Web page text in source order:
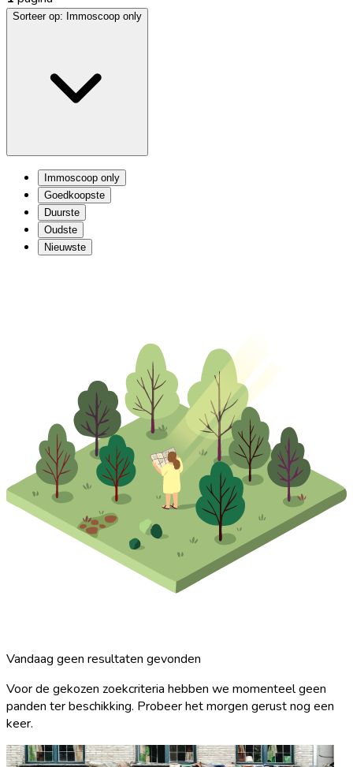
Sorteer op: Immoscoop only
Immoscoop only
Goedkoopste
Duurste
Oudste
Nieuwste
Vandaag geen resultaten gevonden
Voor de gekozen zoekcriteria hebben we momenteel geen
panden ter beschikking. Probeer het morgen gerust nog een
keer.